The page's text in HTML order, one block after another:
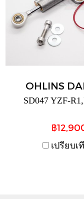
OHLINS
SD047 YZF-
฿
เปรียบเ